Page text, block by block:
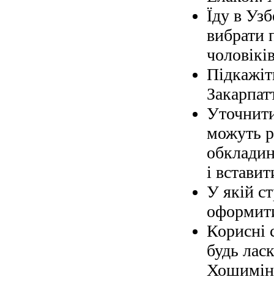
Їду в
вибрати
можуть
і
У якій
Корисні
будь